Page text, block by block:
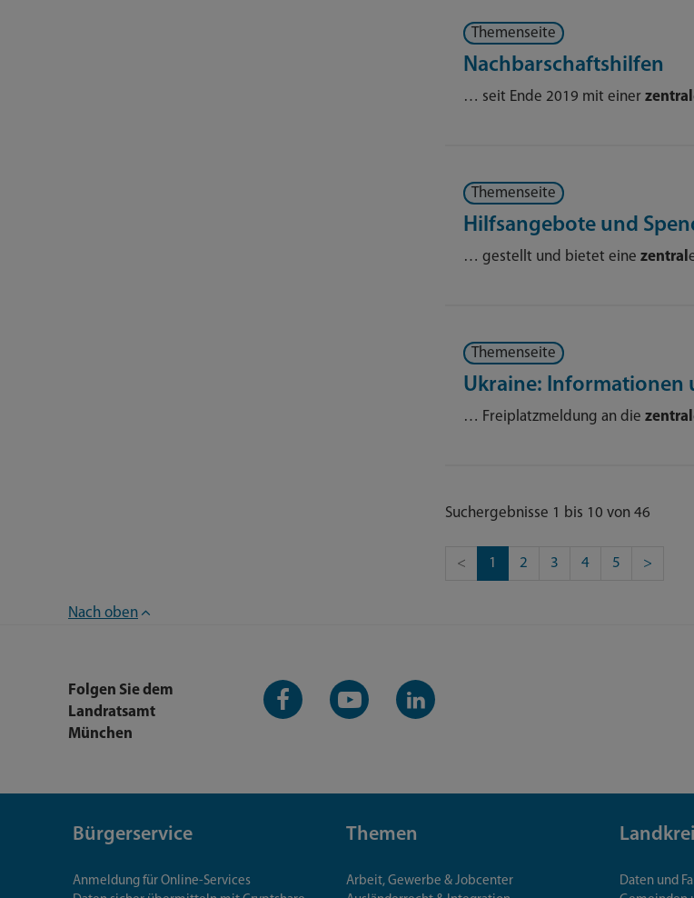
Themenseite
Nachbarschaftshilfen
… seit Ende 2019 mit einer zentral
Themenseite
Hilfsangebote und
… gestellt und bietet eine zentral
Themenseite
Ukraine: Informationen
… Freiplatzmeldung an die zentral
Suchergebnisse 1 bis 10 von 46
< 1 2 3 4 5 >
Nach oben
Folgen Sie dem
Landratsamt
München
Facebook-
Seite
YouTube-
Kanal
LinkedIn-
Kanal
Bürgerservice
Anmeldung für Online-Services
Themen
Arbeit, Gewerbe & Jobcenter
Daten und